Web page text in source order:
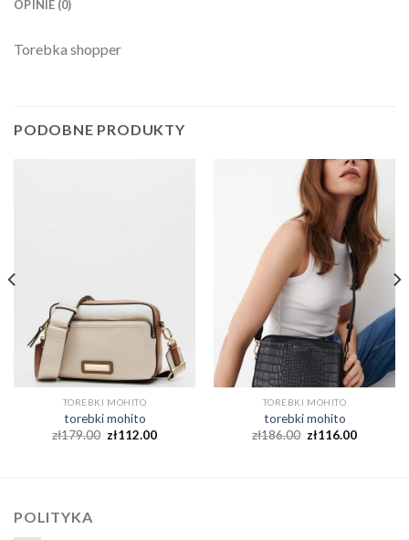
OPINIE (0)
Torebka shopper
PODOBNE PRODUKTY
TOREBKI MOHITO
torebki mohito
zł179.00 zł112.00
TOREBKI MOHITO
torebki mohito
zł186.00 zł116.00
POLITYKA